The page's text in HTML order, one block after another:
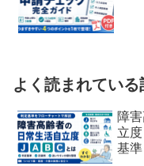
よく読まれてい
障
立
基